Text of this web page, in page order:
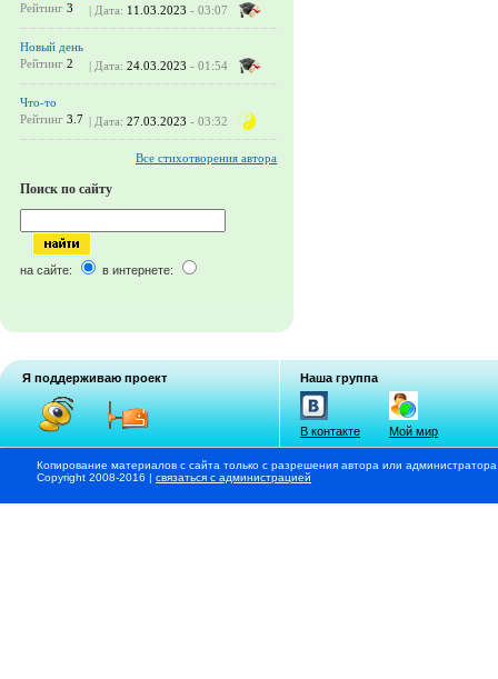
Рейтинг 3 | Дата: 11.03.2023 - 03:07
Новый день
Рейтинг 2 | Дата: 24.03.2023 - 01:54
Что-то
Рейтинг 3.7 | Дата: 27.03.2023 - 03:32
Все стихотворения автора
Поиск по сайту
на сайте: в интернете:
Я поддерживаю проект Наша группа
В контакте Мой мир
Копирование материалов с сайта только с разрешения автора или
Copyright 2008-2016 | связаться с администрацией